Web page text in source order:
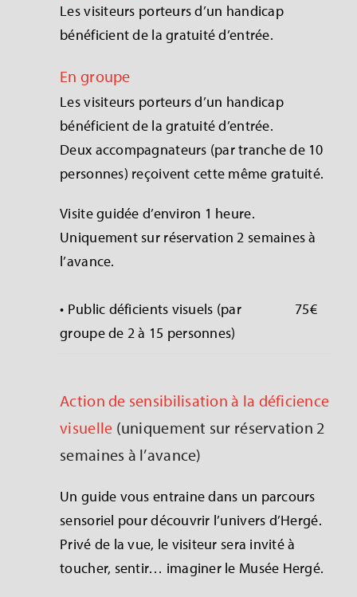
Les visiteurs porteurs d’un handicap
bénéficient de la gratuité d’entrée.
En groupe
Les visiteurs porteurs d’un handicap
bénéficient de la gratuité d’entrée.
Deux accompagnateurs (par tranche de 10
personnes) reçoivent cette même gratuité.
Visite guidée d’environ 1 heure.
Uniquement sur réservation 2 semaines à
l’avance.
• Public déficients visuels (par
groupe de 2 à 15 personnes)
75€
Action de sensibilisation à la déficience
visuelle (uniquement sur réservation 2
semaines à l’avance)
Un guide vous entraine dans un parcours
sensoriel pour découvrir l’univers d’Hergé.
Privé de la vue, le visiteur sera invité à
toucher, sentir… imaginer le Musée Hergé.